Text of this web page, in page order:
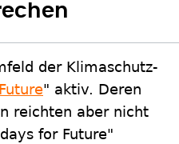
der Klimaschutz-
" aktiv. Deren
reichten aber nicht
for Future"